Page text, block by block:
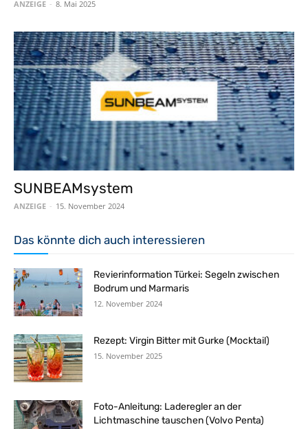
ANZEIGE - 8. Mai 2025
SUNBEAMsystem
ANZEIGE - 15. November 2024
Das könnte dich auch interessieren
Revierinformation Türkei: Segeln zwischen
Bodrum und Marmaris
12. November 2024
Rezept: Virgin Bitter mit Gurke (Mocktail)
15. November 2025
Foto-Anleitung: Laderegler an der
Lichtmaschine tauschen (Volvo Penta)